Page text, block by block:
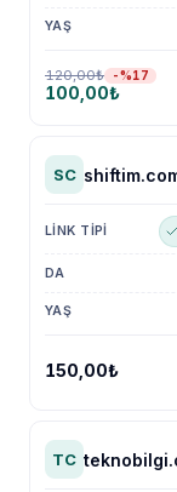
120,00₺ -%17
100,00₺
SC
150,00₺
TC